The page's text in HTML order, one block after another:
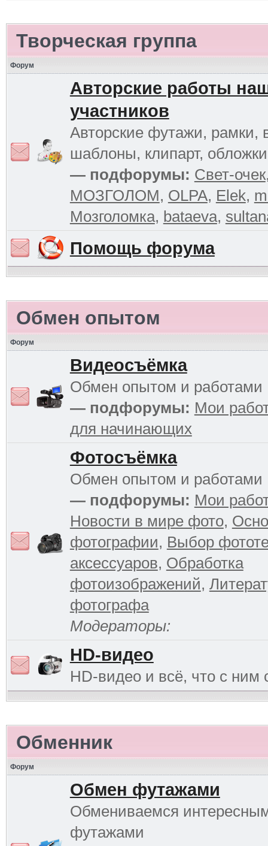
Творческая группа
Форум
Авторские работы
участников
Авторские футажи, рамки,
шаблоны, клипарт,
— подфорумы: Свет-очек
МОЗГОЛОМ, OLPA, Elek,
Мозголомка, bataeva,
Помощь форума
Обмен опытом
Форум
Видеосъёмка
Обмен опытом и работами
— подфорумы: Мои
для начинающих
Фотосъёмка
Обмен опытом и работами
— подфорумы: Мои
Новости в мире фото,
фотографии, Выбор
аксессуаров, Обработка
фотоизображений,
фотографа
Модераторы:
HD-видео
HD-видео и всё, что с ним
Обменник
Форум
Обмен футажами
Обмениваемся
футажами